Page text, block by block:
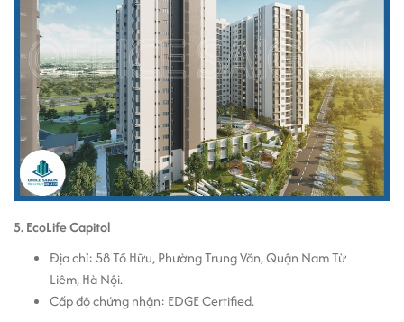
5. EcoLife Capitol
Địa chỉ: 58 Tố Hữu, Phường Trung Văn, Quận Nam Từ
Liêm, Hà Nội.
Cấp độ chứng nhận: EDGE Certified.